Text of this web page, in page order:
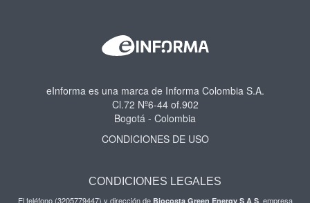
eInforma es una marca de Informa Colombia S.A.
Cl.72 Nº6-44 of.902
Bogotá - Colombia
CONDICIONES DE USO
CONDICIONES LEGALES
El teléfono (3205779447) y dirección de Biocosta Green Energy S A S, empresa